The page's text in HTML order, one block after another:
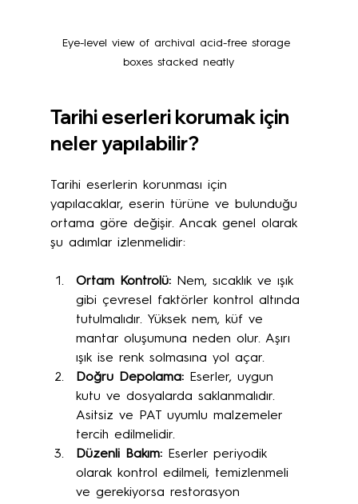
Eye-level view of archival acid-free storage
boxes stacked neatly
Tarihi eserleri korumak için
neler yapılabilir?
Tarihi eserlerin korunması için
yapılacaklar, eserin türüne ve bulunduğu
ortama göre değişir. Ancak genel olarak
şu adımlar izlenmelidir:
Ortam Kontrolü: Nem, sıcaklık ve ışık
gibi çevresel faktörler kontrol altında
tutulmalıdır. Yüksek nem, küf ve
mantar oluşumuna neden olur. Aşırı
ışık ise renk solmasına yol açar.
Doğru Depolama: Eserler, uygun
kutu ve dosyalarda saklanmalıdır.
Asitsiz ve PAT uyumlu malzemeler
tercih edilmelidir.
Düzenli Bakım: Eserler periyodik
olarak kontrol edilmeli, temizlenmeli
ve gerekiyorsa restorasyon